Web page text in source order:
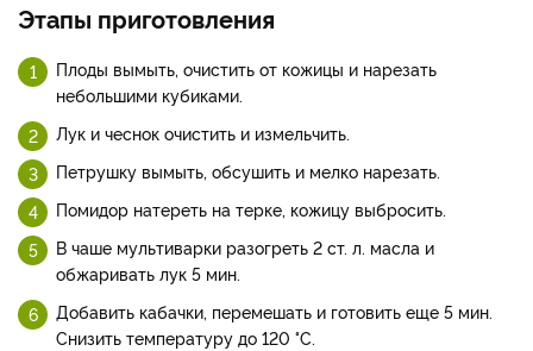
Этапы приготовления
Плоды вымыть, очистить от кожицы и нарезать
небольшими кубиками.
Лук и чеснок очистить и измельчить.
Петрушку вымыть, обсушить и мелко нарезать.
Помидор натереть на терке, кожицу выбросить.
В чаше мультиварки разогреть 2 ст. л. масла и
обжаривать лук 5 мин.
Добавить кабачки, перемешать и готовить еще 5 мин.
Снизить температуру до 120 °С.